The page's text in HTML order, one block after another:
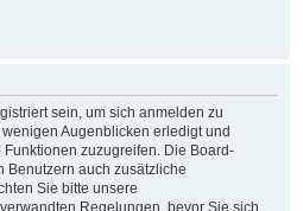
sein, um sich anmelden zu
Augenblicken erledigt und
zuzugreifen. Die Board-
Benutzern auch zusätzliche
Sie bitte unsere
Regelungen, bevor Sie sich